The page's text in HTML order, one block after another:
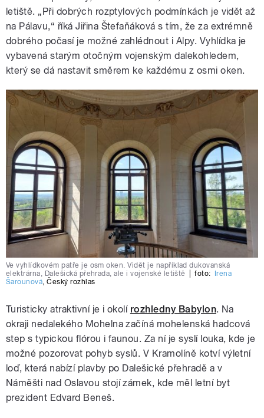
letiště. „Při dobrých rozptylových podmínkách je vidět až
na Pálavu,“ říká Jiřina Štefaňáková s tím, že za extrémně
dobrého počasí je možné zahlédnout i Alpy. Vyhlídka je
vybavená starým otočným vojenským dalekohledem,
který se dá nastavit směrem ke každému z osmi oken.
Ve vyhlídkovém patře je osm oken. Vidět je například dukovanská
elektrárna, Dalešická přehrada, ale i vojenské letiště
foto:
Irena
Šarounová,Český rozhlas
Turisticky atraktivní je i okolí rozhledny Babylon. Na
okraji nedalekého Mohelna začíná mohelenská hadcová
step s typickou flórou i faunou. Za ní je syslí louka, kde je
možné pozorovat pohyb syslů. V Kramolíně kotví výletní
loď, která nabízí plavby po Dalešické přehradě a v
Náměšti nad Oslavou stojí zámek, kde měl letní byt
prezident Edvard Beneš.